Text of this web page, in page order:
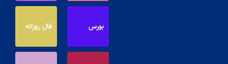
بورس فال روزانه